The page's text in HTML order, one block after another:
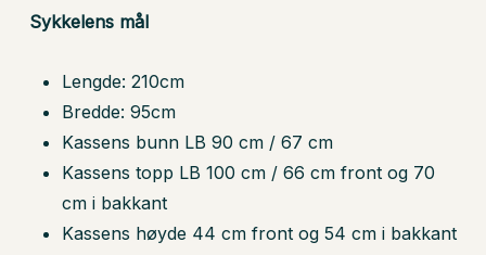
Sykkelens mål
Lengde: 210cm
Bredde: 95cm
Kassens bunn LB 90 cm / 67 cm
Kassens topp LB 100 cm / 66 cm front og 70
cm i bakkant
Kassens høyde 44 cm front og 54 cm i bakkant